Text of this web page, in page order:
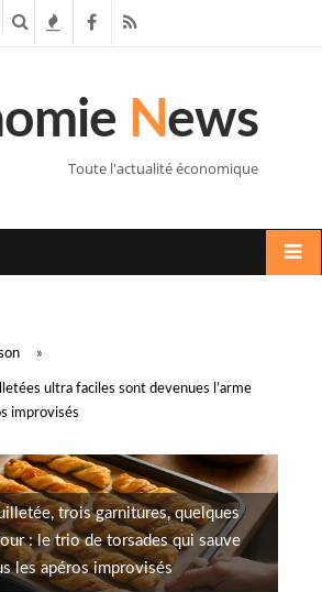
c n
s
F
c
R
S
News
Toute l'actualité économique
»
ultra faciles sont devenues l’arme
improvisés
trois garnitures, quelques
: le trio de torsades qui sauve
les apéros improvisés